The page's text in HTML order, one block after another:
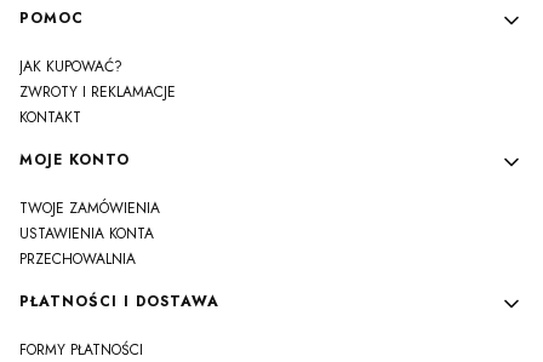
Linki w stopce
POMOC
JAK KUPOWAĆ?
ZWROTY I REKLAMACJE
KONTAKT
MOJE KONTO
TWOJE ZAMÓWIENIA
USTAWIENIA KONTA
PRZECHOWALNIA
PŁATNOŚCI I DOSTAWA
FORMY PŁATNOŚCI